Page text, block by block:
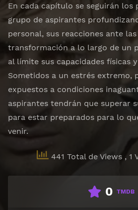
En cada capítulo se seguirán los
grupo de aspirantes
personal, sus reacciones ante
transformación a lo largo de un
al límite sus capacidades físicas
Sometidos a un estrés extremo,
expuestos a condiciones
aspirantes tendrán que superar
para estar preparados para lo
venir.
441 Total de Views , 1
0 TMDB